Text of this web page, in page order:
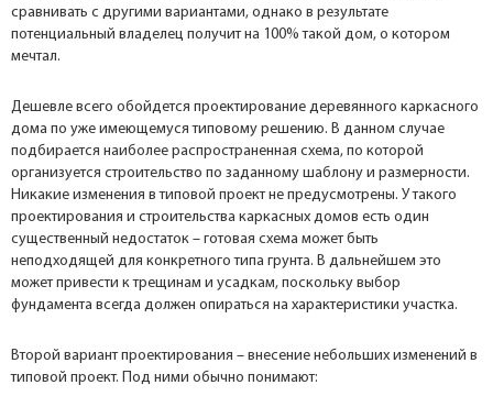
сравнивать с другими вариантами, однако в результате
потенциальный владелец получит на 100% такой дом, о котором
мечтал.
Дешевле всего обойдется проектирование деревянного каркасного
дома по уже имеющемуся типовому решению. В данном случае
подбирается наиболее распространенная схема, по которой
организуется строительство по заданному шаблону и размерности.
Никакие изменения в типовой проект не предусмотрены. У такого
проектирования и строительства каркасных домов есть один
существенный недостаток – готовая схема может быть
неподходящей для конкретного типа грунта. В дальнейшем это
может привести к трещинам и усадкам, поскольку выбор
фундамента всегда должен опираться на характеристики участка.
Второй вариант проектирования – внесение небольших изменений в
типовой проект. Под ними обычно понимают: